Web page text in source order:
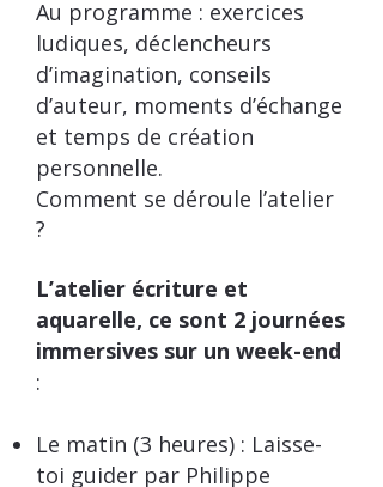
Au programme : exercices
ludiques, déclencheurs
d’imagination, conseils
d’auteur, moments d’échange
et temps de création
personnelle.
Comment se déroule l’atelier
?
L’atelier écriture et
aquarelle, ce sont 2 journées
immersives sur un week-end
:
Le matin (3 heures) : Laisse-
toi guider par Philippe